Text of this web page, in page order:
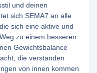
und deinen
sich SEMA7 an alle
sich eine aktive und
zu einem besseren
Gewichtsbalance
die verstanden
von innen kommen